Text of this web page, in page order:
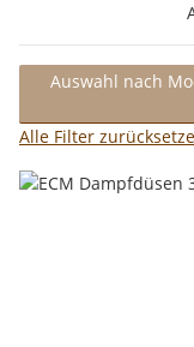
Auswahl nach
Alle Filter